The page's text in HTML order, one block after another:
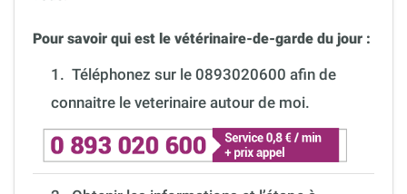
Pour savoir qui est le vétérinaire-de-garde du jour :
1. Téléphonez sur le 0893020600 afin de
connaitre le veterinaire autour de moi.